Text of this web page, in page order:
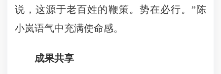
说，这源于老百姓的鞭策。势在必行。”陈
小岚语气中充满使命感。
成果共享